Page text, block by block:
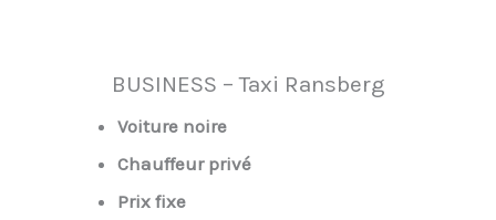
BUSINESS – Taxi Ransberg
Voiture noire
Chauffeur privé
Prix fixe